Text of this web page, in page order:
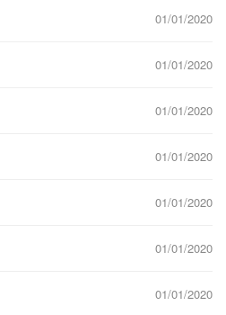
01/01/2020
01/01/2020
01/01/2020
01/01/2020
01/01/2020
01/01/2020
01/01/2020